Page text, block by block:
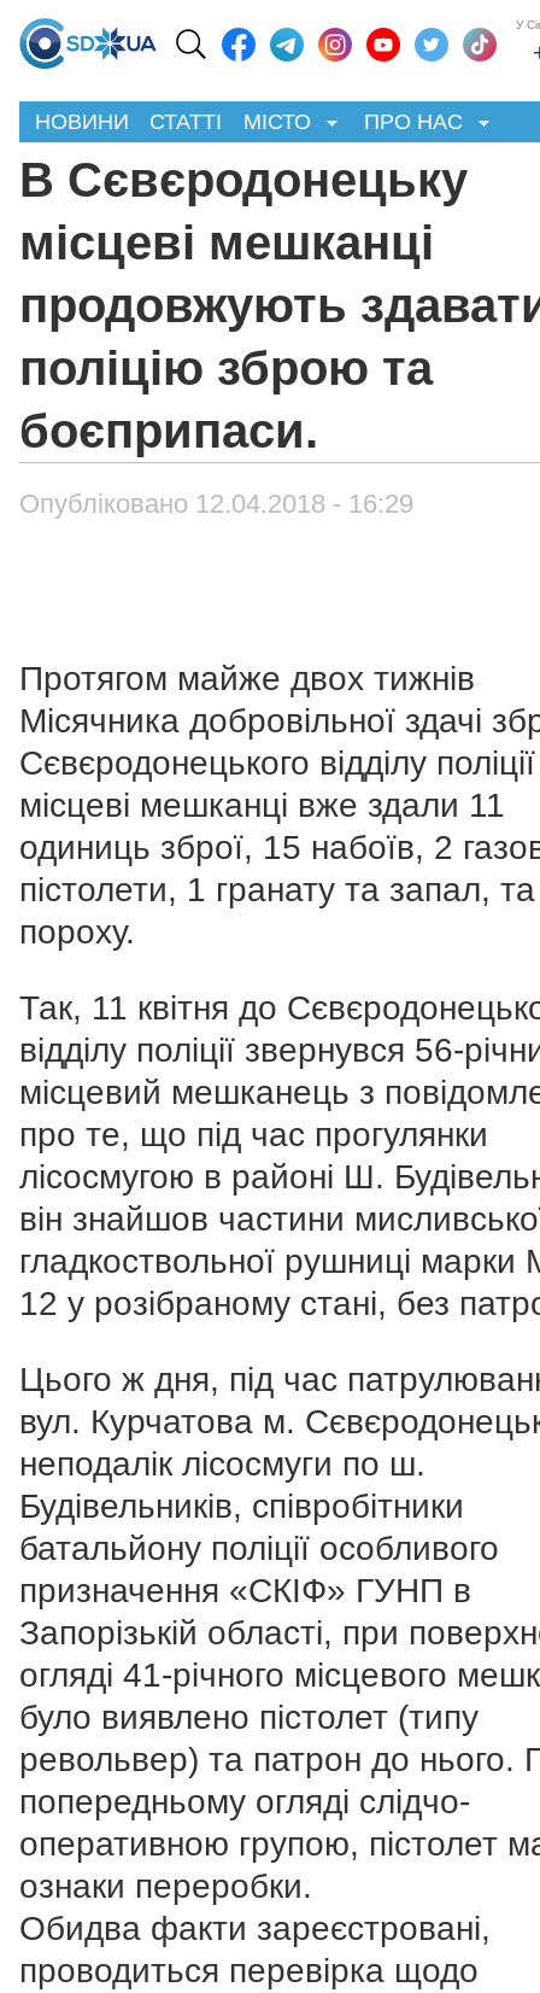
У
НОВИНИ СТАТТІ МІСТО ПРО НАС
В Сєвєродонецьку
місцеві мешканці
продовжують
поліцію зброю та
боєприпаси.
Опубліковано 12.04.2018 - 16:29
Протягом майже двох тижнів
Місячника добровільної здачі
Сєвєродонецького відділу поліції
місцеві мешканці вже здали 11
одиниць зброї, 15 набоїв, 2
пістолети, 1 гранату та запал, та
пороху.
Так, 11 квітня до
відділу поліції звернувся 56-
місцевий мешканець з
про те, що під час прогулянки
лісосмугою в районі Ш.
він знайшов частини
гладкоствольної рушниці
12 у розібраному стані, без
Цього ж дня, під час
вул. Курчатова м.
неподалік лісосмуги по ш.
Будівельників, співробітники
батальйону поліції особливого
призначення «СКІФ» ГУНП в
Запорізькій області, при
огляді 41-річного місцевого
було виявлено пістолет (типу
револьвер) та патрон до нього.
попередньому огляді слідчо-
оперативною групою, пістолет
ознаки переробки.
Обидва факти зареєстровані,
проводиться перевірка щодо